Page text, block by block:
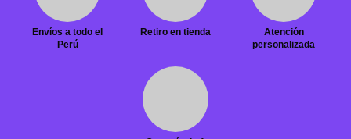
Envíos a todo el
Perú
Retiro en tienda
Atención
personalizada